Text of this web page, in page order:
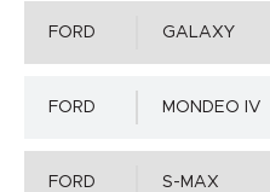
FORD GALAXY
FORD MONDEO IV
FORD S-MAX